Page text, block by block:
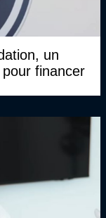
un
financer